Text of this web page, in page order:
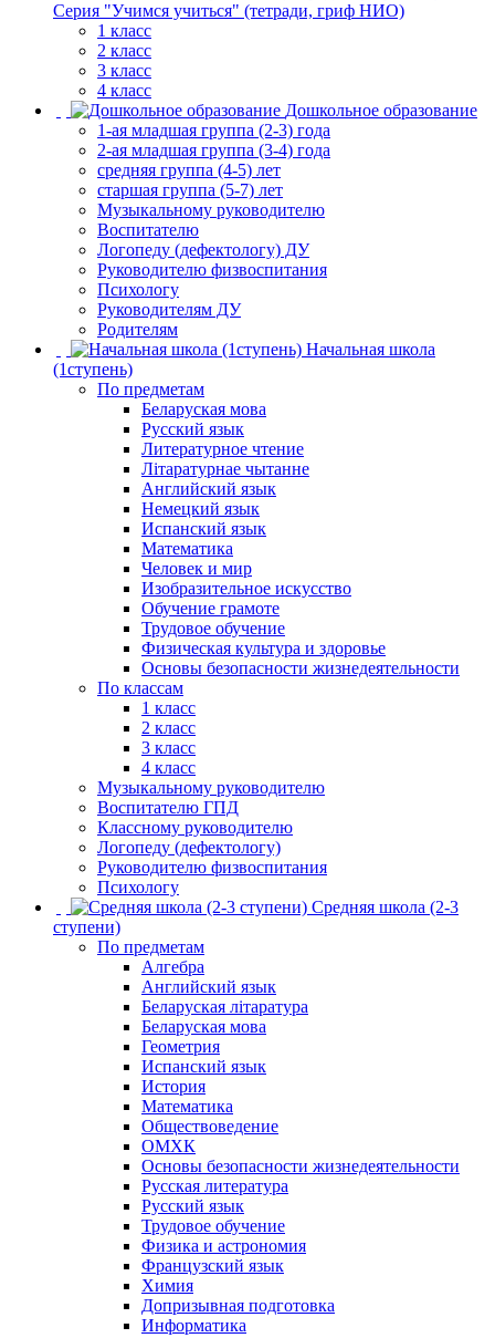
Серия "Учимся учиться" (тетради, гриф НИО)
1 класс
2 класс
3 класс
4 класс
Дошкольное образование
1-ая младшая группа (2-3) года
2-ая младшая группа (3-4) года
средняя группа (4-5) лет
старшая группа (5-7) лет
Музыкальному руководителю
Воспитателю
Логопеду (дефектологу) ДУ
Руководителю физвоспитания
Психологу
Руководителям ДУ
Родителям
Начальная школа
(1ступень)
По предметам
Беларуская мова
Русский язык
Литературное чтение
Літаратурнае чытанне
Английский язык
Немецкий язык
Испанский язык
Математика
Человек и мир
Изобразительное искусство
Обучение грамоте
Трудовое обучение
Физическая культура и здоровье
Основы безопасности жизнедеятельности
По классам
1 класс
2 класс
3 класс
4 класс
Музыкальному руководителю
Воспитателю ГПД
Классному руководителю
Логопеду (дефектологу)
Руководителю физвоспитания
Психологу
Средняя школа (2-3
ступени)
По предметам
Алгебра
Английский язык
Беларуская літаратура
Беларуская мова
Геометрия
Испанский язык
История
Математика
Обществоведение
ОМХК
Основы безопасности жизнедеятельности
Русская литература
Русский язык
Трудовое обучение
Физика и астрономия
Французский язык
Химия
Допризывная подготовка
Информатика